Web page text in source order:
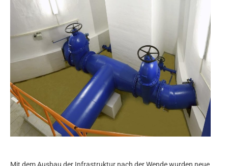
Mit dem Ausbau der Infrastruktur nach der Wende wurden neue